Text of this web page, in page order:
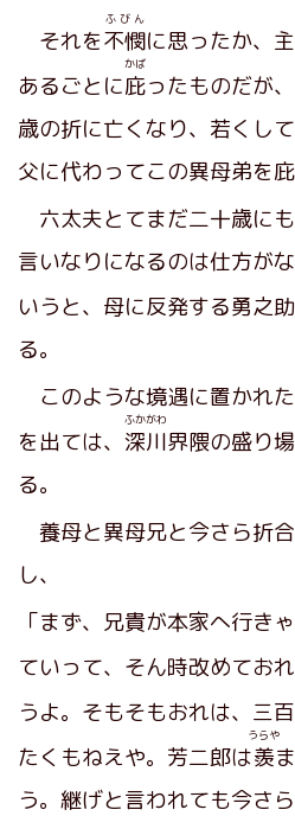
それを不憫
ふびん
に思ったか、
あるごとに庇
かば
ったものだが
歳の折に亡くなり、若くし
父に代わってこの異母弟を
六太夫とてまだ二十歳に
言いなりになるのは仕方が
いうと、母に反発する勇之
る。
このような境遇に置かれ
を出ては、 深川
ふかがわ
界隈の盛り
る。
養母と異母兄と今さら折
し、
「まず、兄貴が本家へ行き
ていって、そん時改めてお
うよ。そもそもおれは、三
たくもねえや。芳二郎は羨
うらや
う。継げと言われても今さら